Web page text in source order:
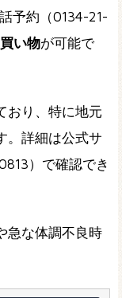
予約（0134-21-
い物が可能で
おり、特に地元
。詳細は公式サ
）で確認でき
急な体調不良時